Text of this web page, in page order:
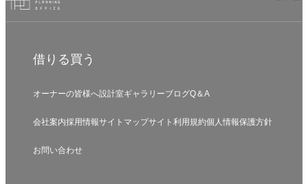
借りる 買う
オーナーの皆様へ設計室ギャラリーブログQ＆A
会社案内採用情報サイトマップサイト利用規約個人情報保護方針
お問い合わせ